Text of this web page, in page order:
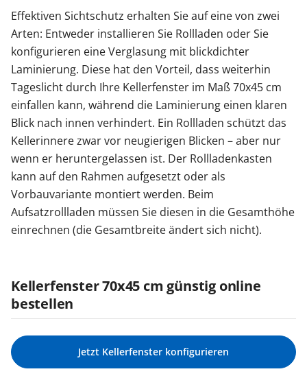
Effektiven Sichtschutz erhalten Sie auf eine von zwei
Arten: Entweder installieren Sie Rollladen oder Sie
konfigurieren eine Verglasung mit blickdichter
Laminierung. Diese hat den Vorteil, dass weiterhin
Tageslicht durch Ihre Kellerfenster im Maß 70x45 cm
einfallen kann, während die Laminierung einen klaren
Blick nach innen verhindert. Ein Rollladen schützt das
Kellerinnere zwar vor neugierigen Blicken – aber nur
wenn er heruntergelassen ist. Der Rollladenkasten
kann auf den Rahmen aufgesetzt oder als
Vorbauvariante montiert werden. Beim
Aufsatzrollladen müssen Sie diesen in die Gesamthöhe
einrechnen (die Gesamtbreite ändert sich nicht).
Kellerfenster 70x45 cm günstig online
bestellen
Jetzt Kellerfenster konfigurieren